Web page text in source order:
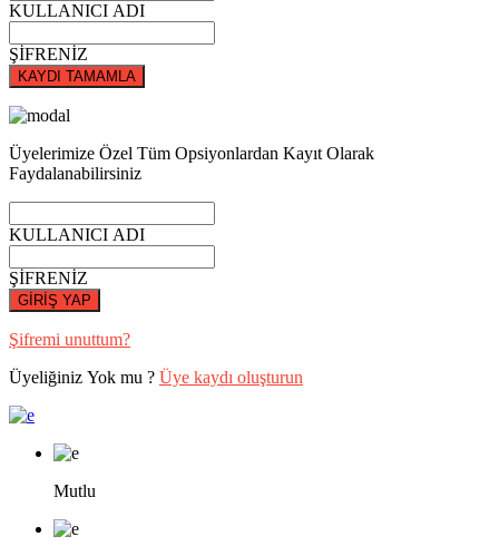
KULLANICI ADI
ŞİFRENİZ
KAYDI TAMAMLA
Üyelerimize Özel Tüm Opsiyonlardan Kayıt Olarak
Faydalanabilirsiniz
KULLANICI ADI
ŞİFRENİZ
GİRİŞ YAP
Şifremi unuttum?
Üyeliğiniz Yok mu ? Üye kaydı oluşturun
Mutlu